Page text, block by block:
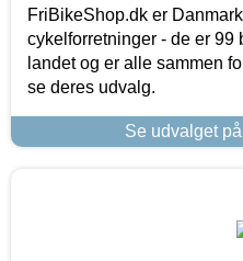
FriBikeShop.dk er
cykelforretninger - de er 99
landet og er alle sammen
se deres udvalg.
Se udvalget